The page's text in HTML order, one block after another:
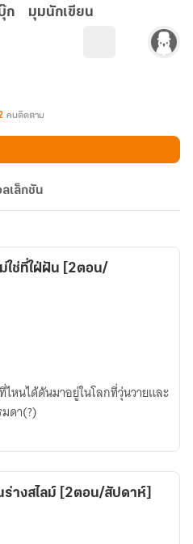
ก มุมนักเขียน
คนติดตาม
ลเล็กชัน
ใช่ที่ใฝ่ฝัน [2ตอน/
หนได้ดันมาอยู่ในโลกที่วุ่นวายและ
ดา(?)
ร่างสไลม์ [2ตอน/สัปดาห์]